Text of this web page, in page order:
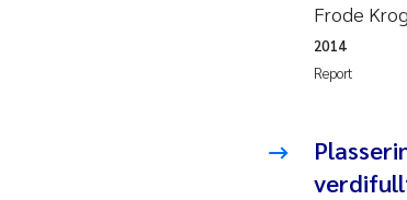
Frode
Report
2014